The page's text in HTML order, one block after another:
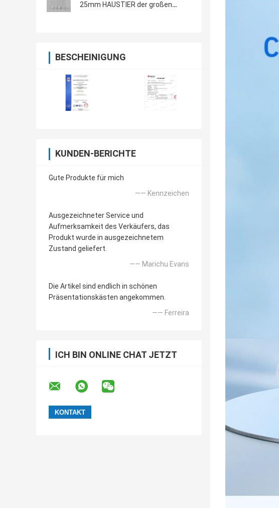
25mm HAUSTIER der großen
BESCHEINIGUNG
KUNDEN-BERICHTE
Gute Produkte für mich
—— Kennzeichen
Ausgezeichneter Service und
Aufmerksamkeit des Verkäufers, das
Produkt wurde in ausgezeichnetem
Zustand geliefert.
—— Marichu Evans
Die Artikel sind endlich in schönen
Präsentationskästen angekommen.
—— Ferreira
ICH BIN ONLINE CHAT JETZT